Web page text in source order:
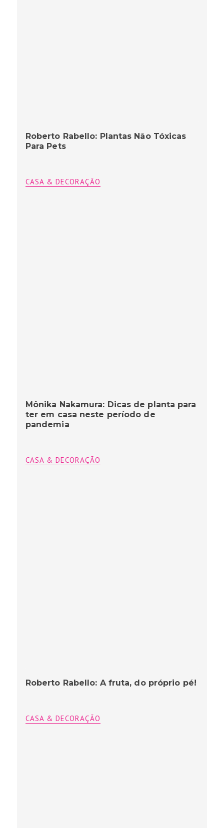
Roberto Rabello: Plantas Não Tóxicas
Para Pets
CASA & DECORAÇÃO
Mônika Nakamura: Dicas de planta para
ter em casa neste período de
pandemia
CASA & DECORAÇÃO
Roberto Rabello: A fruta, do próprio pé!
CASA & DECORAÇÃO